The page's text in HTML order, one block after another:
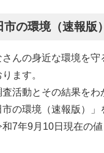
市の環境（速報版
んの身近な環境を守
ます。
活動とその結果をわ
の環境（速報版）」
7年9月10日現在の